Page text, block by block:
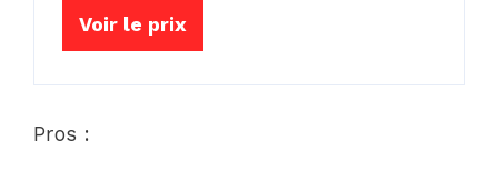
Voir le prix
Pros :